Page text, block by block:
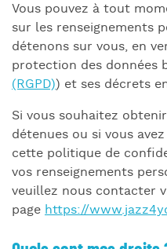
Vous pouvez à tout
sur les renseignements
détenons sur vous, en
protection des données
(RGPD)) et ses décrets
Si vous souhaitez
détenues ou si vous
cette politique de
vos renseignements
veuillez nous contacter
page https://